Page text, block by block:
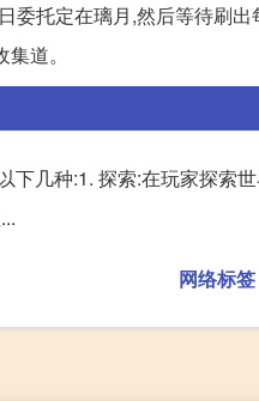
委托定在璃月,然后等待刷
道。
下几种:1. 探索:在玩家探索
网络标签